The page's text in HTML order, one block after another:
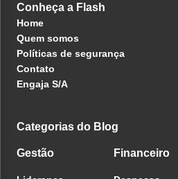
Conheça a Flash
Home
Quem somos
Políticas de segurança
Contato
Engaja S/A
Categorias do Blog
Gestão Financeiro